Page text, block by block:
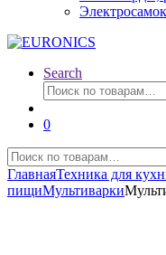
Search
Искать:
0
Искать:
ГлавнаяТехника для
пищиМультиварки